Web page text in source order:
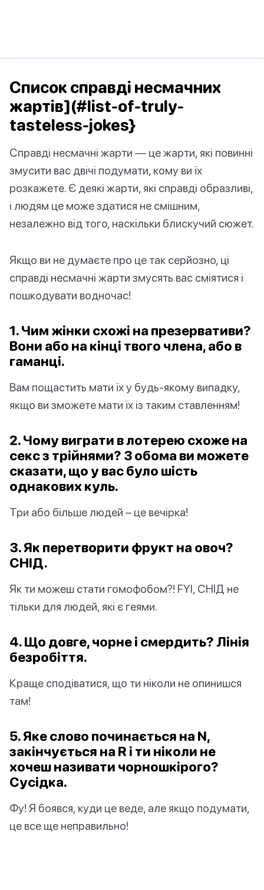
Список справді несмачних
жартів](#list-of-truly-
tasteless-jokes}
Справді несмачні жарти — це жарти, які повинні
змусити вас двічі подумати, кому ви їх
розкажете. Є деякі жарти, які справді образливі,
і людям це може здатися не смішним,
незалежно від того, наскільки блискучий сюжет.
Якщо ви не думаєте про це так серйозно, ці
справді несмачні жарти змусять вас сміятися і
пошкодувати водночас!
1. Чим жінки схожі на презервативи?
Вони або на кінці твого члена, або в
гаманці.
Вам пощастить мати їх у будь-якому випадку,
якщо ви зможете мати їх із таким ставленням!
2. Чому виграти в лотерею схоже на
секс з трійнями? З обома ви можете
сказати, що у вас було шість
однакових куль.
Три або більше людей – це вечірка!
3. Як перетворити фрукт на овоч?
СНІД.
Як ти можеш стати гомофобом?! FYI, СНІД не
тільки для людей, які є геями.
4. Що довге, чорне і смердить? Лінія
безробіття.
Краще сподіватися, що ти ніколи не опинишся
там!
5. Яке слово починається на N,
закінчується на R і ти ніколи не
хочеш називати чорношкірого?
Сусідка.
Фу! Я боявся, куди це веде, але якщо подумати,
це все ще неправильно!